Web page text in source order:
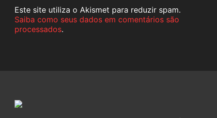
Este site utiliza o Akismet para reduzir spam.
Saiba como seus dados em comentários são
processados.